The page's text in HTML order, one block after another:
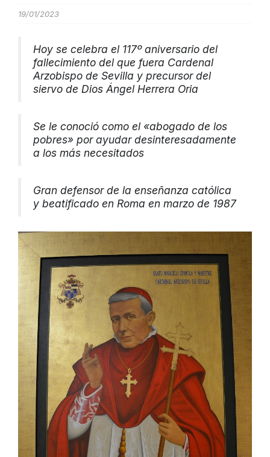
19/01/2023
Hoy se celebra el 117º aniversario del
fallecimiento del que fuera Cardenal
Arzobispo de Sevilla y precursor del
siervo de Dios Ángel Herrera Oria
Se le conoció como el «abogado de los
pobres» por ayudar desinteresadamente
a los más necesitados
Gran defensor de la enseñanza católica
y beatificado en Roma en marzo de 1987